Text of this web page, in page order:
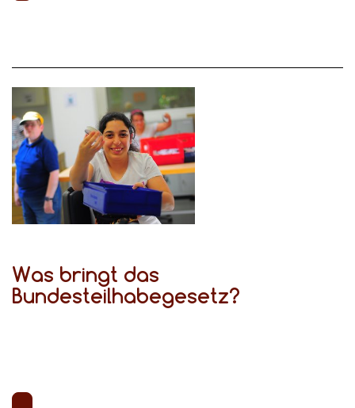
Was bringt das
Bundesteilhabegesetz?